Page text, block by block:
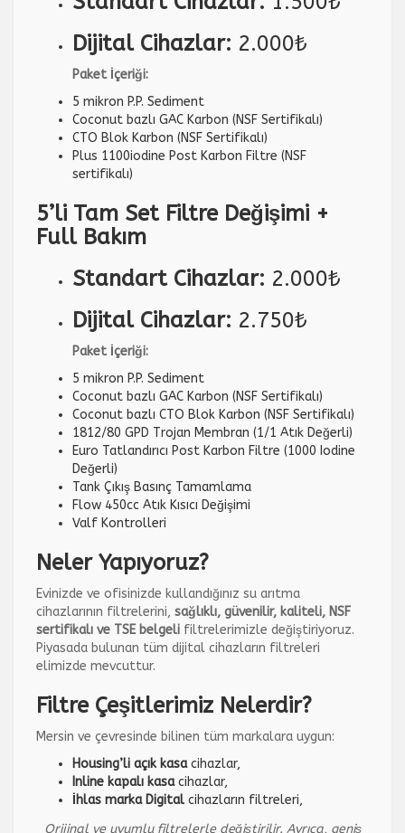
Dijital Cihazlar: 2.000₺
Paket İçeriği:
5 mikron P.P. Sediment
Coconut bazlı GAC Karbon (NSF Sertifikalı)
CTO Blok Karbon (NSF Sertifikalı)
Plus 1100iodine Post Karbon Filtre (NSF
sertifikalı)
5’li Tam Set Filtre Değişimi +
Full Bakım
Standart Cihazlar: 2.000₺
Dijital Cihazlar: 2.750₺
Paket İçeriği:
5 mikron P.P. Sediment
Coconut bazlı GAC Karbon (NSF Sertifikalı)
Coconut bazlı CTO Blok Karbon (NSF Sertifikalı)
1812/80 GPD Trojan Membran (1/1 Atık Değerli)
Euro Tatlandırıcı Post Karbon Filtre (1000 Iodine
Değerli)
Tank Çıkış Basınç Tamamlama
Flow 450cc Atık Kısıcı Değişimi
Valf Kontrolleri
Neler Yapıyoruz?
Evinizde ve ofisinizde kullandığınız su arıtma
cihazlarının filtrelerini, sağlıklı, güvenilir, kaliteli, NSF
sertifikalı ve TSE belgeli filtrelerimizle değiştiriyoruz.
Piyasada bulunan tüm dijital cihazların filtreleri
elimizde mevcuttur.
Filtre Çeşitlerimiz Nelerdir?
Mersin ve çevresinde bilinen tüm markalara uygun:
Housing’li açık kasacihazlar,
Inline kapalı kasacihazlar,
İhlas marka Digital cihazların filtreleri,
Orijinal ve uyumlu filtrelerle değiştirilir. Ayrıca, geniş